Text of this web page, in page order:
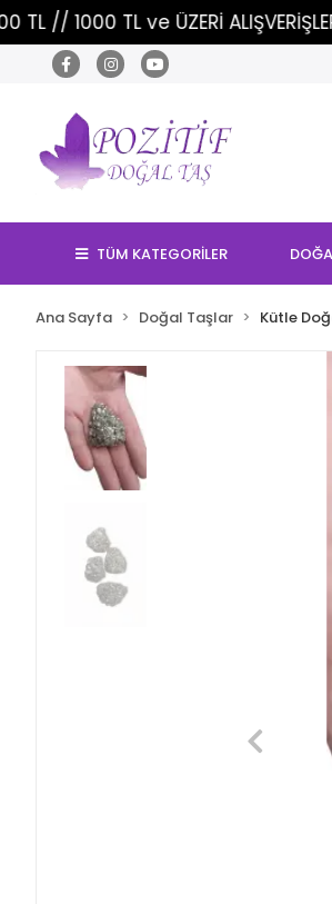
ve ÜZERİ ALIŞVERİŞLERİNİZDE
TÜM KATEGORİLER
Ana Sayfa Doğal Taşlar Kütle